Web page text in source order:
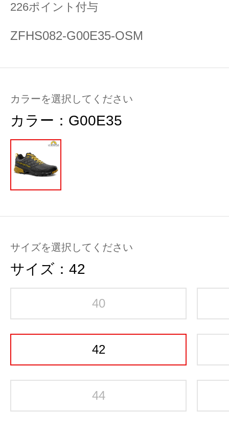
226ポイント付与
ZFHS082-G00E35-OSM
カラーを選択してください
カラー： G00E35
サイズを選択してください
サイズ： 42
40
42
44